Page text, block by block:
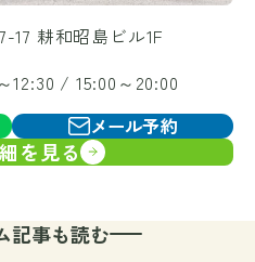
17 耕和昭島ビル1F
/ 15:00～20:00
メール予約
を見る
記事も読む